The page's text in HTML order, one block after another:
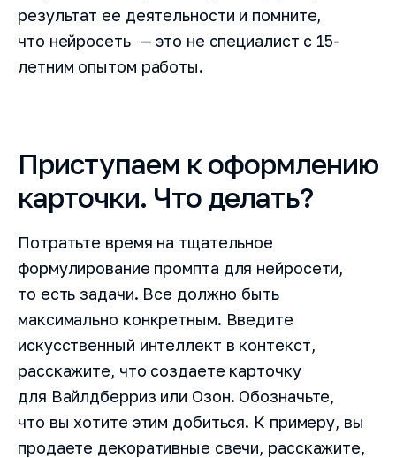
результат ее деятельности и помните,
что нейросеть — это не специалист с 15-
летним опытом работы.
Приступаем к оформлению
карточки. Что делать?
Потратьте время на тщательное
формулирование промпта для нейросети,
то есть задачи. Все должно быть
максимально конкретным. Введите
искусственный интеллект в контекст,
расскажите, что создаете карточку
для Вайлдберриз или Озон. Обозначьте,
что вы хотите этим добиться. К примеру, вы
продаете декоративные свечи, расскажите,